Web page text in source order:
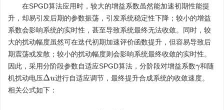
在SPGD算法应用时，较大的增益系数虽然能加速初期性能提
升，却易引发后期的参数振荡，引发系统稳定性下降；较小的增益
系数会影响系统的实时性，甚至导致系统最终无法收敛。同时，较
大的扰动幅度虽然可在迭代初期加速评价函数提升，但容易导致后
期震荡或发散；较小的扰动幅度则会影响系统最终收敛的实时性。
因此，采用分阶段参数自适应SPGD算法，分阶段对增益系数γ和随
机扰动电压Δu 进行自适应调节，最终提升合成系统的收敛速度。
相关公式如下：